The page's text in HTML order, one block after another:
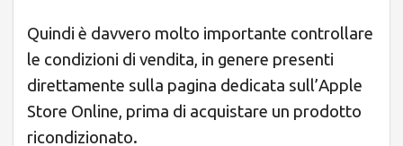
Quindi è davvero molto importante controllare
le condizioni di vendita, in genere presenti
direttamente sulla pagina dedicata sull’Apple
Store Online, prima di acquistare un prodotto
ricondizionato.